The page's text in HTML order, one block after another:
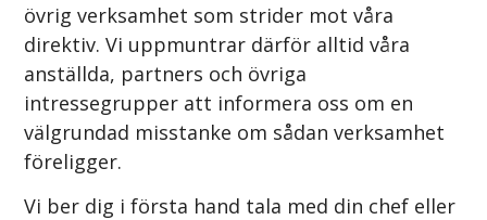
övrig verksamhet som strider mot våra
direktiv. Vi uppmuntrar därför alltid våra
anställda, partners och övriga
intressegrupper att informera oss om en
välgrundad misstanke om sådan verksamhet
föreligger.
Vi ber dig i första hand tala med din chef eller